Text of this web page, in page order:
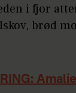
i fjor
brød